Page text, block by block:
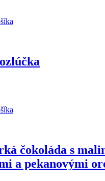
čokoláda s
a pekanovými